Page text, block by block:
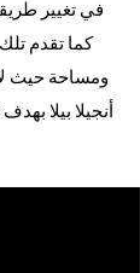
في تغيير
ومساحة حيث
أنجيلا بيلا